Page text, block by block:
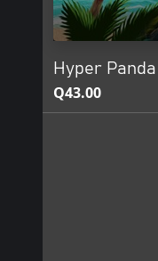
Hyper Panda
Q43.00